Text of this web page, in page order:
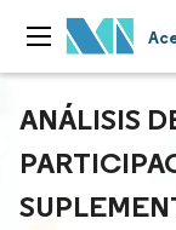
ANÁLISIS